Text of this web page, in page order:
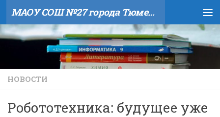
Skip to content МАОУ СОШ №27 города Тюмени
НОВОСТИ
Робототехника: будущее уже